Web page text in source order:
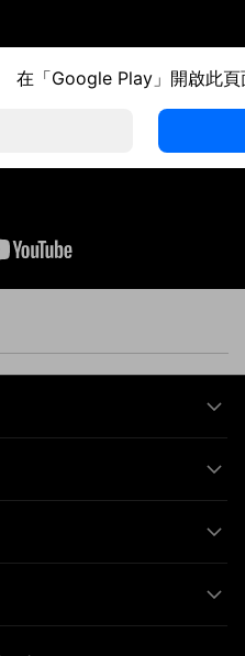
在「Google Play」開啟此頁